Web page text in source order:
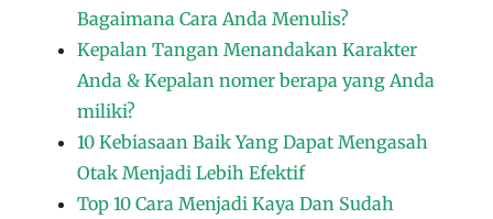
Bagaimana Cara Anda Menulis?
Kepalan Tangan Menandakan Karakter
Anda & Kepalan nomer berapa yang Anda
miliki?
10 Kebiasaan Baik Yang Dapat Mengasah
Otak Menjadi Lebih Efektif
Top 10 Cara Menjadi Kaya Dan Sudah